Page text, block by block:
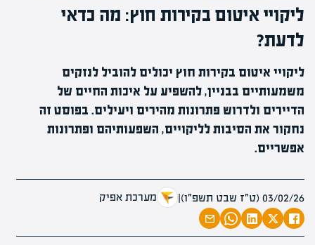
ליקויי איטום בקירות חוץ: מה כדאי
לדעת?
ליקויי איטום בקירות חוץ יכולים להוביל לנזקים
משמעותיים בבניין, להשפיע על איכות החיים של
הדיירים ולדרוש פתרונות מהירים ויעילים. בפוסט זה
נחקור את הסיבות לליקויים, השפעותיהם ופתרונות
אפשריים.
03/02/26 (ט״ז שבט תשפ״ו) | מערכת אפיק